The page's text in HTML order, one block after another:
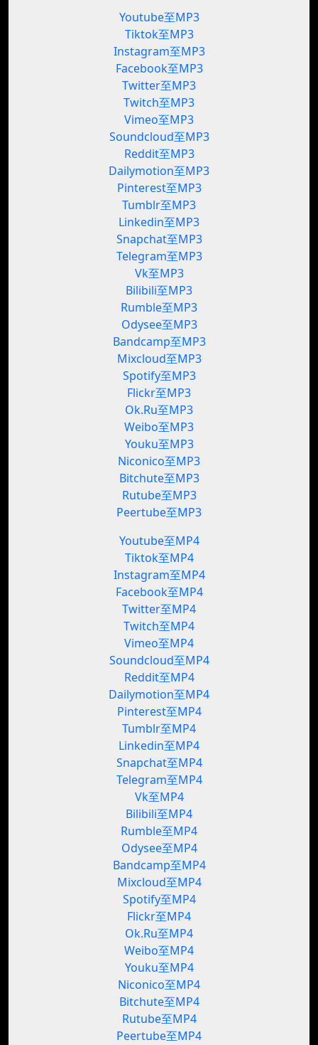
Youtube至MP3
Tiktok至MP3
Instagram至MP3
Facebook至MP3
Twitter至MP3
Twitch至MP3
Vimeo至MP3
Soundcloud至MP3
Reddit至MP3
Dailymotion至MP3
Pinterest至MP3
Tumblr至MP3
Linkedin至MP3
Snapchat至MP3
Telegram至MP3
Vk至MP3
Bilibili至MP3
Rumble至MP3
Odysee至MP3
Bandcamp至MP3
Mixcloud至MP3
Spotify至MP3
Flickr至MP3
Ok.Ru至MP3
Weibo至MP3
Youku至MP3
Niconico至MP3
Bitchute至MP3
Rutube至MP3
Peertube至MP3
Youtube至MP4
Tiktok至MP4
Instagram至MP4
Facebook至MP4
Twitter至MP4
Twitch至MP4
Vimeo至MP4
Soundcloud至MP4
Reddit至MP4
Dailymotion至MP4
Pinterest至MP4
Tumblr至MP4
Linkedin至MP4
Snapchat至MP4
Telegram至MP4
Vk至MP4
Bilibili至MP4
Rumble至MP4
Odysee至MP4
Bandcamp至MP4
Mixcloud至MP4
Spotify至MP4
Flickr至MP4
Ok.Ru至MP4
Weibo至MP4
Youku至MP4
Niconico至MP4
Bitchute至MP4
Rutube至MP4
Peertube至MP4